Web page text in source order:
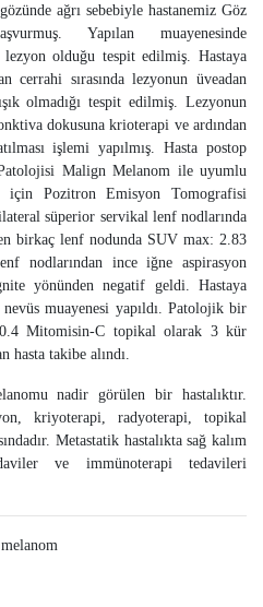
ağrı sebebiyle hastanemiz Göz
Yapılan muayenesinde
olduğu tespit edilmiş. Hastaya
cerrahi sırasında lezyonun üveadan
olmadığı tespit edilmiş. Lezyonun
dokusuna krioterapi ve ardından
işlemi yapılmış. Hasta postop
Malign Melanom ile uyumlu
için Pozitron Emisyon Tomografisi
süperior servikal lenf nodlarında
birkaç lenf nodunda SUV max: 2.83
nodlarından ince iğne aspirasyon
yönünden negatif geldi. Hastaya
muayenesi yapıldı. Patolojik bir
Mitomisin-C topikal olarak 3 kür
hasta takibe alındı.
nadir görülen bir hastalıktır.
kriyoterapi, radyoterapi, topikal
Metastatik hastalıkta sağ kalım
ve immünoterapi tedavileri